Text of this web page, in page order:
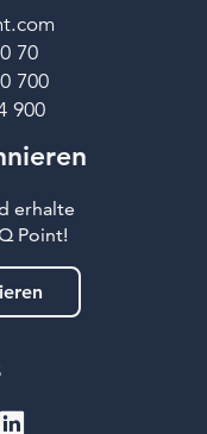
70
700
900
erhalte
Point!